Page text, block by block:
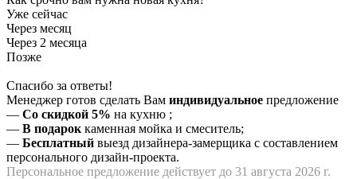
Уже сейчас
Через месяц
Через 2 месяца
Позже
Спасибо за ответы!
Менеджер готов сделать Вам индивидуальное предложение
— Со скидкой 5% на кухню ;
— В подарок каменная мойка и смеситель;
— Бесплатный выезд дизайнера-замерщика с составлением
персонального дизайн-проекта.
Персональное предложение действует до 31 августа 2026 г.